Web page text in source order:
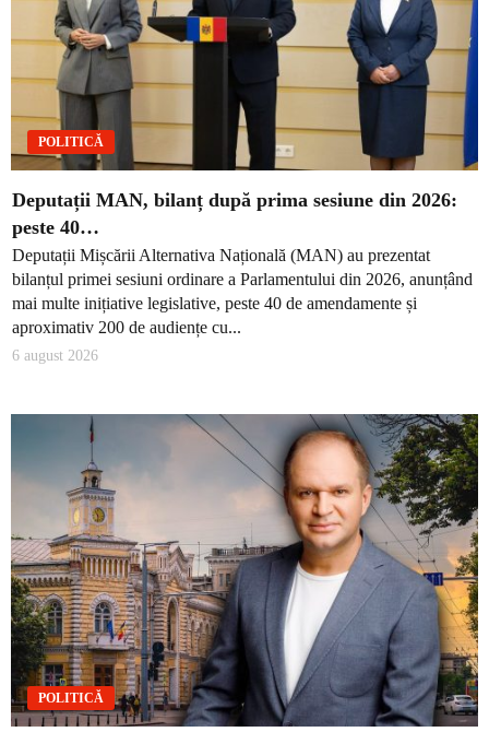
POLITICĂ
Deputații MAN, bilanț după prima sesiune din 2026:
peste 40…
Deputații Mișcării Alternativa Națională (MAN) au prezentat
bilanțul primei sesiuni ordinare a Parlamentului din 2026, anunțând
mai multe inițiative legislative, peste 40 de amendamente și
aproximativ 200 de audiențe cu...
6 august 2026
POLITICĂ